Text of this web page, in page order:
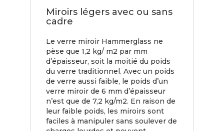
Miroirs légers avec ou sans
cadre
Le verre miroir Hammerglass ne
pèse que 1,2 kg/ m2 par mm
d’épaisseur, soit la moitié du poids
du verre traditionnel. Avec un poids
de verre aussi faible, le poids d’un
verre miroir de 6 mm d’épaisseur
n’est que de 7,2 kg/m2. En raison de
leur faible poids, les miroirs sont
faciles à manipuler sans soulever de